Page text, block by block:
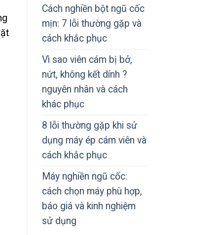
Cách nghiền bột ngũ cốc
mịn: 7 lỗi thường gặp và
cách khắc phục
Vì sao viên cám bị bở,
nứt, không kết dính ?
nguyên nhân và cách
khác phục
8 lỗi thường gặp khi sử
dụng máy ép cám viên và
cách khắc phục
Máy nghiền ngũ cốc:
cách chọn máy phù hợp,
báo giá và kinh nghiệm
sử dụng